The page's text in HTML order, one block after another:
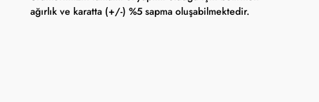
ağırlık ve karatta (+/-) %5 sapma oluşabilmektedir.